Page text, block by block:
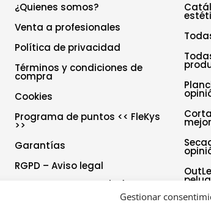
Gestionar
¿Quienes somos?
Venta a profesionales
Política de privacidad
Términos y condiciones de
compra
Cookies
Programa de puntos << FleKys
>>
Garantías
RGPD – Aviso legal